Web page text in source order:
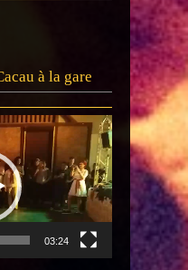
à la gare
Lecteur
vidéo
03:24